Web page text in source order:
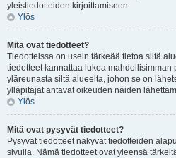
yleistiedotteiden kirjoittamiseen.
Ylös
Mitä ovat tiedotteet?
Tiedotteissa on usein tärkeää tietoa siitä
tiedotteet kannattaa lukea mahdollisimman
yläreunasta siltä alueelta, johon se on
ylläpitäjät antavat oikeuden näiden
Ylös
Mitä ovat pysyvät tiedotteet?
Pysyvät tiedotteet näkyvät tiedotteiden
sivulla. Nämä tiedotteet ovat yleensä